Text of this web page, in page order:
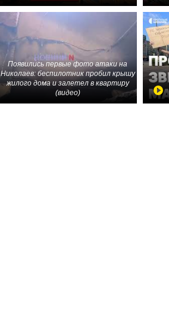
Появились первые фото атаки на
Николаев: беспилотник пробил крышу
жилого дома и залетел в квартиру
(видео)